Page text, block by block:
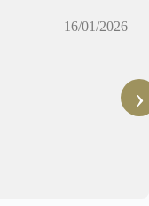
16/01/2026
›